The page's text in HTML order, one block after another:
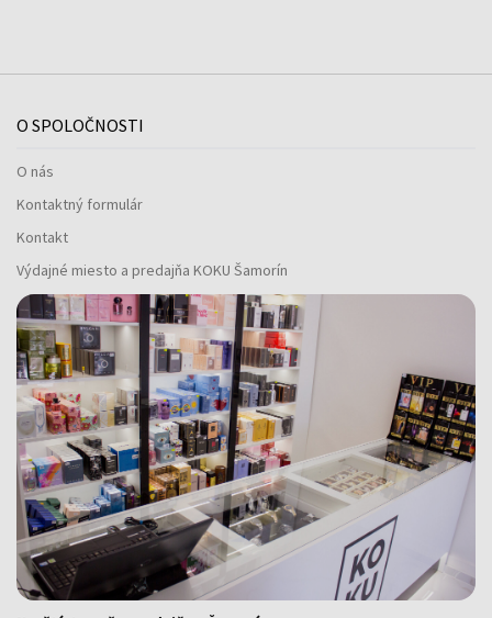
O SPOLOČNOSTI
O nás
Kontaktný formulár
Kontakt
Výdajné miesto a predajňa KOKU Šamorín